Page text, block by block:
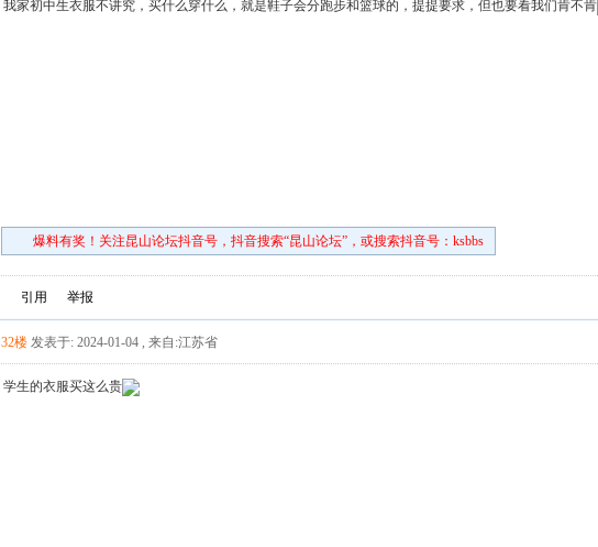
我家初中生衣服不讲究，买什么穿什么，就是鞋子会分跑步和篮球的，提提要求，但也要看我们肯不肯
爆料有奖！关注昆山论坛抖音号，抖音搜索“昆山论坛”，或搜索抖音号：ksbbs
引用 举报
32楼 发表于: 2024-01-04 , 来自:江苏省
学生的衣服买这么贵